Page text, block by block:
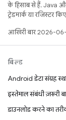
के हिसाब से हैं. Java
ट्रेडमार्क या रजिस्टर
आखिरी बार 2026-
बिल्ड
Android डेटा संग्रह
इस्तेमाल संबंधी ज़रूरी
डाउनलोड करने का